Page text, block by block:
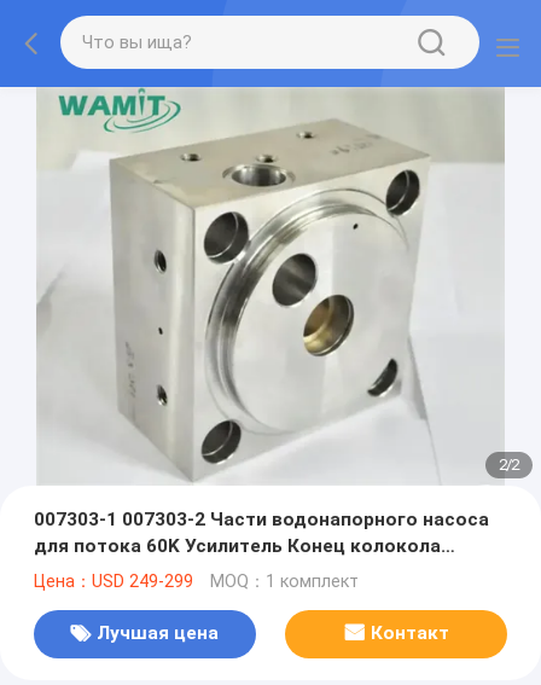
2/2
007303-1 007303-2 Части водонапорного насоса
для потока 60K Усилитель Конец колокола
Сборка частей водонапорного насоса
Цена：USD 249-299 MOQ：1 комплект
Лучшая цена Контакт